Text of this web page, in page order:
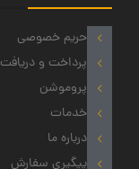
حریم خصوصی
پرداخت و دریافت
پروموشن
خدمات
درباره ما
پیگیری سفارش